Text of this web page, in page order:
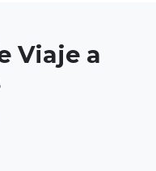
Viaje a